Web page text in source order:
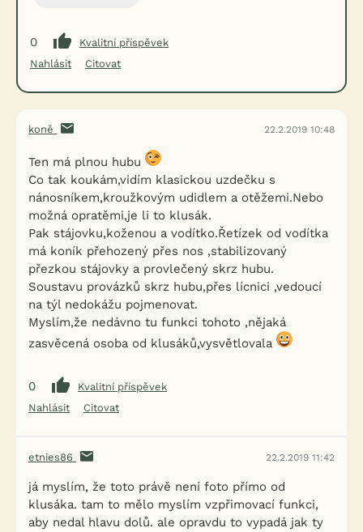
0
Kvalitní příspěvek
Nahlásit
Citovat
koně 22.2.2019 10:48
Ten má plnou hubu
Co tak koukám,vidím klasickou uzdečku s
nánosníkem,kroužkovým udidlem a otěžemi.Nebo
možná opratěmi,je li to klusák.
Pak stájovku,koženou a vodítko.Řetízek od vodítka
má koník přehozený přes nos ,stabilizovaný
přezkou stájovky a provlečený skrz hubu.
Soustavu provázků skrz hubu,přes lícnici ,vedoucí
na týl nedokážu pojmenovat.
Myslím,že nedávno tu funkci tohoto ,nějaká
zasvěcená osoba od klusáků,vysvětlovala
0
Kvalitní příspěvek
Nahlásit
Citovat
etnies86 22.2.2019 11:42
já myslím, že toto právě není foto přímo od
klusáka. tam to mělo myslím vzpřimovací funkci,
aby nedal hlavu dolů. ale opravdu to vypadá jak ty